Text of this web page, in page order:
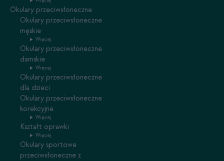
Okulary przeciwsłoneczne
Okulary przeciwsłoneczne
męskie
Więcej
Okulary przeciwsłoneczne
damskie
Więcej
Okulary przeciwsłoneczne
dla dzieci
Okulary przeciwsłoneczne
korekcyjne
Więcej
Kształt oprawki
Więcej
Okulary sportowe
przeciwsłoneczne z